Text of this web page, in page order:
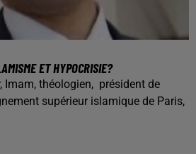
ET HYPOCRISIE?
Imam, théologien, président de
supérieur islamique de Paris,